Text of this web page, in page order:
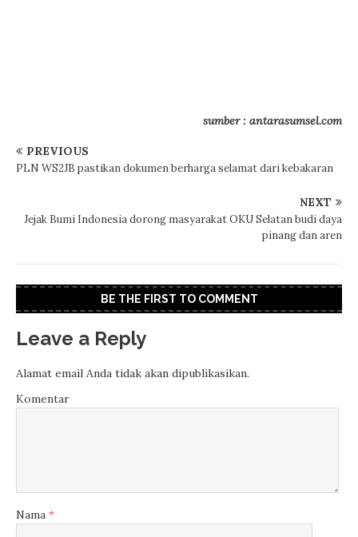
sumber : antarasumsel.com
PREVIOUS
PLN WS2JB pastikan dokumen berharga selamat dari kebakaran
NEXT
Jejak Bumi Indonesia dorong masyarakat OKU Selatan budi daya
pinang dan aren
BE THE FIRST TO COMMENT
Leave a Reply
Alamat email Anda tidak akan dipublikasikan.
Komentar
Nama *